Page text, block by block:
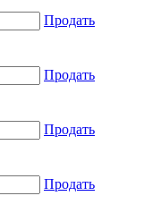
Продать
Продать
Продать
Продать